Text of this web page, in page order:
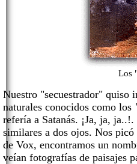
Los
Nuestro "secuestrador" quiso
naturales conocidos como los
refería a Satanás. ¡Ja, ja,
similares a dos ojos. Nos
de Vox, encontramos un
veían fotografías de paisajes